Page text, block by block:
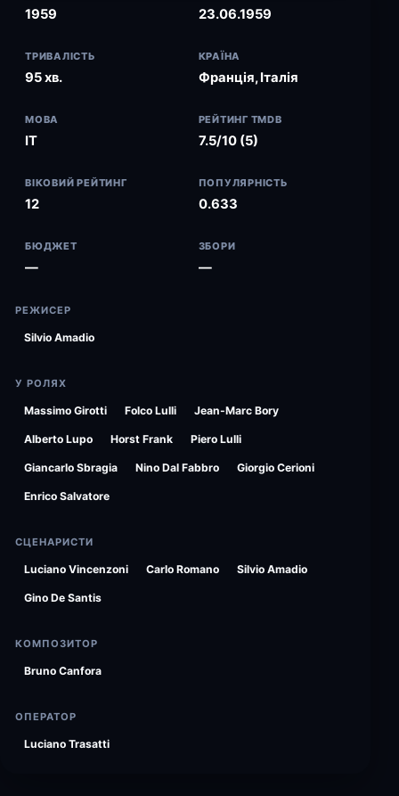
1959 23.06.1959
ТРИВАЛІСТЬ
95 хв.
КРАЇНА
Франція, Італія
МОВА
IT
РЕЙТИНГ TMDB
7.5/10 (5)
ВІКОВИЙ РЕЙТИНГ
12
ПОПУЛЯРНІСТЬ
0.633
БЮДЖЕТ
—
ЗБОРИ
—
РЕЖИСЕР
Silvio Amadio
У РОЛЯХ
Massimo Girotti Folco Lulli Jean-Marc Bory
Alberto Lupo Horst Frank Piero Lulli
Giancarlo Sbragia Nino Dal Fabbro Giorgio Cerioni
Enrico Salvatore
СЦЕНАРИСТИ
Luciano Vincenzoni Carlo Romano Silvio Amadio
Gino De Santis
КОМПОЗИТОР
Bruno Canfora
ОПЕРАТОР
Luciano Trasatti